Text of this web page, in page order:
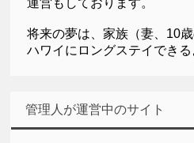
運営もしております。
将来の夢は、家族（妻、10
ハワイにロングステイできる
管理人が運営中のサイト